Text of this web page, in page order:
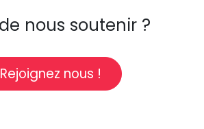
nous soutenir ?
Rejoignez nous !